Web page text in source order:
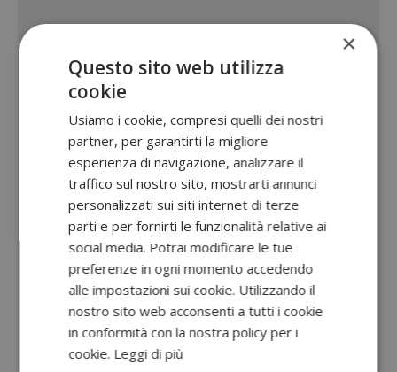
×
Questo sito web utilizza
cookie
Usiamo i cookie, compresi quelli dei nostri
partner, per garantirti la migliore
esperienza di navigazione, analizzare il
traffico sul nostro sito, mostrarti annunci
personalizzati sui siti internet di terze
parti e per fornirti le funzionalità relative ai
social media. Potrai modificare le tue
preferenze in ogni momento accedendo
alle impostazioni sui cookie. Utilizzando il
nostro sito web acconsenti a tutti i cookie
in conformità con la nostra policy per i
cookie. Leggi di più